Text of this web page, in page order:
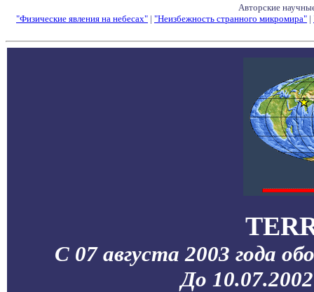
Авторские
"Физические явления на небесах" | "Неизбежность странного микромира" |
С 07 августа 2003 года
До